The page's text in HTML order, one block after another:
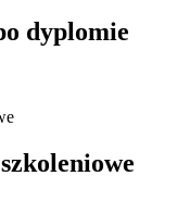
dyplomie